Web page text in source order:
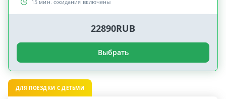
15 мин. ожидания включены
22890RUB
Выбрать
ДЛЯ ПОЕЗДКИ С ДЕТЬМИ